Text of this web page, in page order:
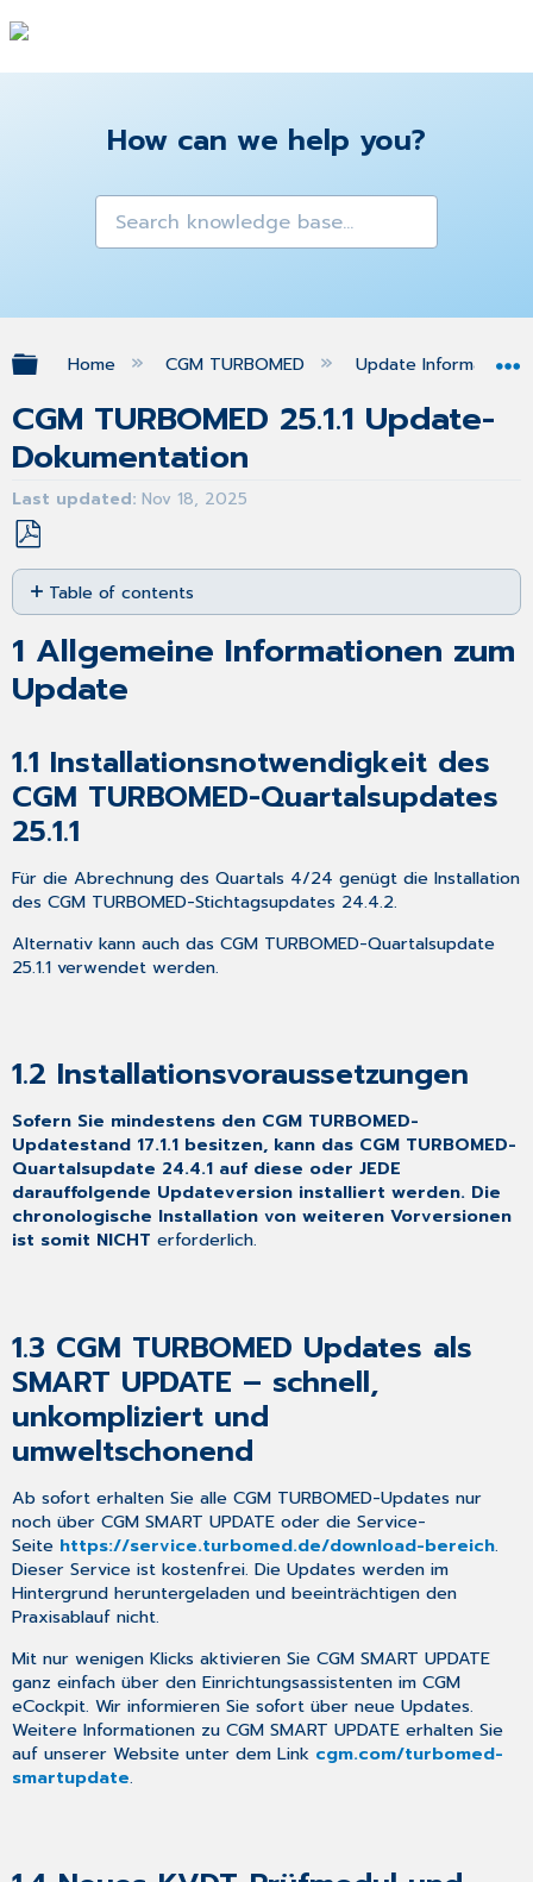
How can we help you?
Expand/collapse global hierarchy
Home CGM TURBOMED Update
CGM TURBOMED 25.1.1 Update-
Dokumentation
Last updated Nov 18, 2025
Save
as
PDF
Table of contents
Informationen
zum
Update
des
CGM
TURBOMED-
1.2 Installationsvoraussetzungen
1.3 CGM
Updates
als
schnell,
und
umweltschonend
1.4 Neues
KVDT-
Prüfmodul
und
1.5 Aktualisierungen,
die
durch
das
Update
erfolgt
1.6 Aktualisierungen,
die
Sie
nach
dem
Update
selbst
ausführen
müssen
1.7 CGM
TURBOMED-
YouTube-
1 Allgemeine Informationen zum
Update
1.1 Installationsnotwendigkeit des
CGM TURBOMED-Quartalsupdates
25.1.1
Für die Abrechnung des Quartals 4/24 genügt die Installation
des CGM TURBOMED-Stichtagsupdates 24.4.2.
Alternativ kann auch das CGM TURBOMED-Quartalsupdate
25.1.1 verwendet werden.
1.2 Installationsvoraussetzungen
Sofern Sie mindestens den CGM TURBOMED-
Updatestand 17.1.1 besitzen, kann das CGM TURBOMED-
Quartalsupdate 24.4.1 auf diese oder JEDE
darauffolgende Updateversion installiert werden. Die
chronologische Installation von weiteren Vorversionen
ist somit NICHT erforderlich.
1.3 CGM TURBOMED Updates als
SMART UPDATE – schnell,
unkompliziert und
umweltschonend
Ab sofort erhalten Sie alle CGM TURBOMED-Updates nur
noch über CGM SMART UPDATE oder die Service-
Seite https://service.turbomed.de/download-bereich.
Dieser Service ist kostenfrei. Die Updates werden im
Hintergrund heruntergeladen und beeinträchtigen den
Praxisablauf nicht.
Mit nur wenigen Klicks aktivieren Sie CGM SMART UPDATE
ganz einfach über den Einrichtungsassistenten im CGM
eCockpit. Wir informieren Sie sofort über neue Updates.
Weitere Informationen zu CGM SMART UPDATE erhalten Sie
auf unserer Website unter dem Link cgm.com/turbomed-
smartupdate.